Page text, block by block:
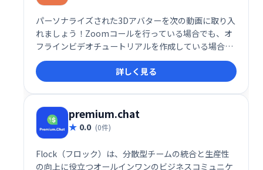
パーソナライズされた3Dアバターを次の動画に取り入
れましょう！Zoomコールを行っている場合でも、オ
フラインビデオチュートリアルを作成している場合で
も、アバターはペルソナまたはブランドを具体化し、
より優れたプライバシーを提供し、視聴者を引き付け
ます。
詳しく見る
premium.chat
0.0 (0件)
Flock（フロック）は、分散型チームの統合と生産性
の向上に役立つオールインワンのビジネスコミュニケ